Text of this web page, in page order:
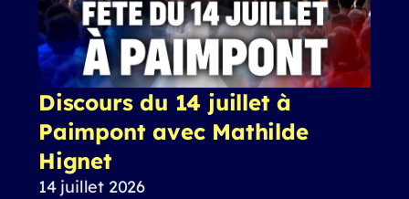
Discours du 14 juillet à
Paimpont avec Mathilde
Hignet
14 juillet 2026